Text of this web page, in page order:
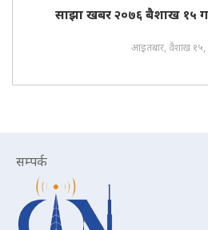
साझा खबर २०७६ बैशाख १५
आइतबार, वैशाख १५,
सम्पर्क